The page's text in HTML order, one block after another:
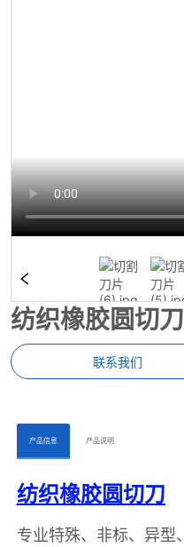
纺织橡胶圆切刀
联系我们
ㅤㅤ产品信息ㅤㅤ ㅤㅤ产品说明ㅤㅤ